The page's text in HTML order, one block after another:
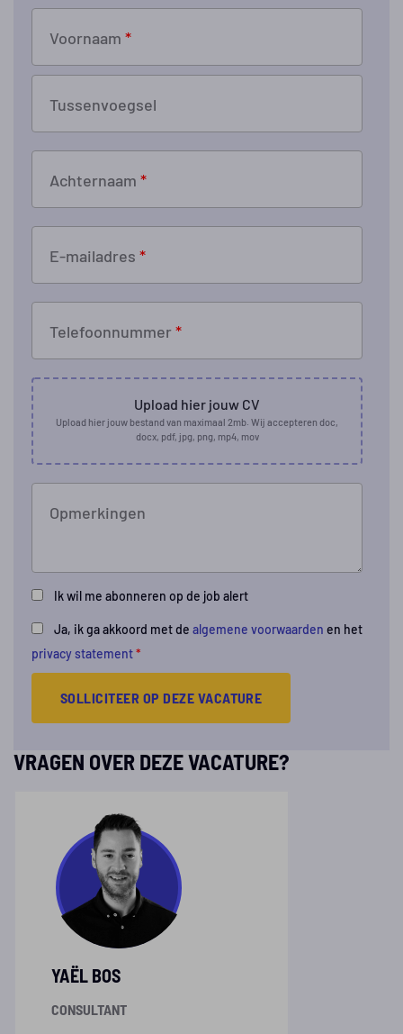
Voornaam *
Tussenvoegsel
Achternaam *
E-mailadres *
Telefoonnummer*
Upload hier jouw CV
Upload hier jouw bestand van maximaal 2mb. Wij accepteren doc,
docx, pdf, jpg, png, mp4, mov
Opmerkingen
Ik wil me abonneren op de job alert
Ja, ik ga akkoord met de algemene voorwaarden en het
privacy statement*
SOLLICITEER OP DEZE VACATURE
VRAGEN OVER DEZE VACATURE?
YAËL BOS
CONSULTANT